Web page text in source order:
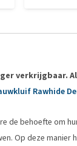
verkrijgbaar.
Rawhide
de behoefte om
Op deze manier